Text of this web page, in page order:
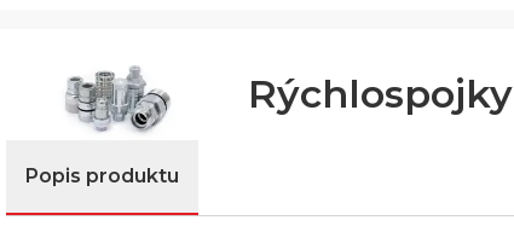
Rýchlospojky
Popis produktu